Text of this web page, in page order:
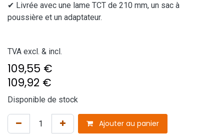
✔ Livrée avec une lame TCT de 210 mm, un sac à
poussière et un adaptateur.
TVA excl. & incl.
109,55 €
109,92 €
Disponible de stock
Ajouter au panier